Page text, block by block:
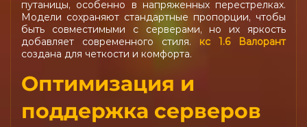
путаницы, особенно в напряженных перестрелках.
Модели сохраняют стандартные пропорции, чтобы
быть совместимыми с серверами, но их яркость
добавляет современного стиля. кс 1.6 Валорант
создана для четкости и комфорта.
Оптимизация и
поддержка серверов